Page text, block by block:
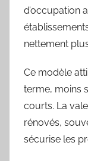
d’occupation
nettement
Ce modèle
terme, moins
courts. La
rénovés,
sécurise les